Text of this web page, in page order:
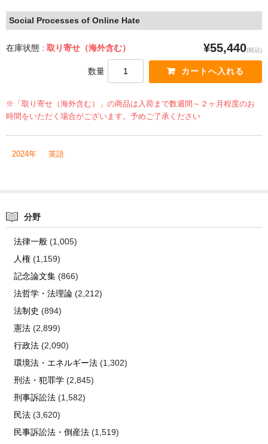
Social Processes of Online Hate
在庫状態 : 取り寄せ（海外含む） ¥55,440(税込)
数量
※「取り寄せ（海外含む）」の商品は入荷まで数週間～２ヶ月程度のお
時間をいただく場合がございます。予めご了承ください
2024年 英語
分野
法律一般(1,005)
人権(1,159)
記念論文集(866)
法哲学・法理論(2,212)
法制史 (894)
憲法(2,899)
行政法(2,090)
環境法・エネルギー法(1,302)
刑法・犯罪学(2,845)
刑事訴訟法(1,582)
民法(3,620)
民事訴訟法・倒産法(1,519)